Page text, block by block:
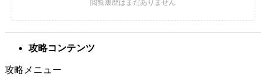
攻略コンテンツ
攻略メニュー